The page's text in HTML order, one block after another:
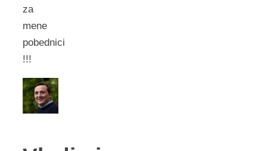
za
mene
pobednici
!!!